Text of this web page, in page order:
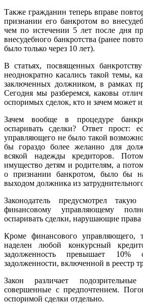
Также гражданин теперь вправе
признании его банкротом во
чем по истечении 5 лет после дня
внесудебного банкротства (ранее
было только через 10 лет).
В статьях, посвященных
неоднократно касались такой темы,
заключенных должником, в рамках
Сегодня мы разберемся, каковы
оспоримых сделок, кто и зачем может
Зачем вообще в процедуре
оспаривать сделки? Ответ прост:
управляющего не было такой
бы гораздо более желанно для
всякой надежды кредиторов.
имущество детям и родителям, а
о признании банкротом, было бы
выходом должника из
Законодатель предусмотрел
финансовому управляющему
оспаривать сделки, нарушающие права
Кроме финансового управляющего,
наделен любой конкурсный
задолженность превышает 10%
задолженности, включенной в реестр
Закон различает
совершенные с предпочтением.
оспоримой сделки отдельно.